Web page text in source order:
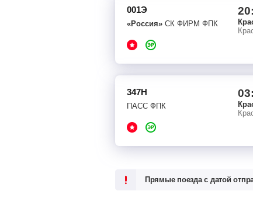
001Э
«Россия» СК ФИРМ ФПК
347Н
ПАСС ФПК
Прямые поезда с датой